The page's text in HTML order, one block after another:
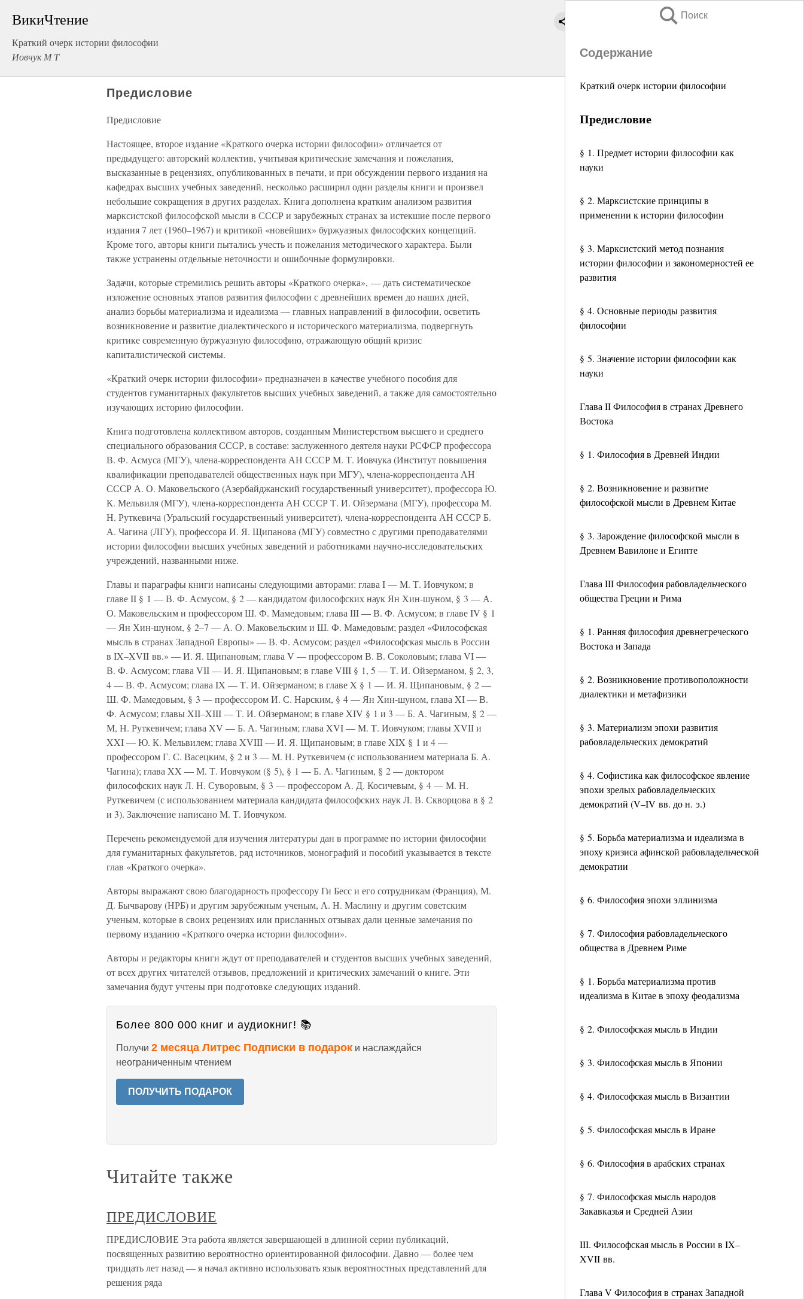
ВикиЧтение
Краткий очерк истории философии
Иовчук М Т
Поиск
Содержание
Краткий очерк истории философии
Предисловие
§ 1. Предмет истории философии как
науки
§ 2. Марксистские принципы в
применении к истории философии
§ 3. Марксистский метод познания
истории философии и закономерностей ее
развития
§ 4. Основные периоды развития
философии
§ 5. Значение истории философии как
науки
Глава II Философия в странах Древнего
Востока
§ 1. Философия в Древней Индии
§ 2. Возникновение и развитие
философской мысли в Древнем Китае
§ 3. Зарождение философской мысли в
Древнем Вавилоне и Египте
Глава III Философия рабовладельческого
общества Греции и Рима
§ 1. Ранняя философия древнегреческого
Востока и Запада
§ 2. Возникновение противоположности
диалектики и метафизики
§ 3. Материализм эпохи развития
рабовладельческих демократий
§ 4. Софистика как философское явление
эпохи зрелых рабовладельческих
демократий (V–IV вв. до н. э.)
§ 5. Борьба материализма и идеализма в
эпоху кризиса афинской рабовладельческой
демократии
§ 6. Философия эпохи эллинизма
§ 7. Философия рабовладельческого
общества в Древнем Риме
§ 1. Борьба материализма против
идеализма в Китае в эпоху феодализма
§ 2. Философская мысль в Индии
§ 3. Философская мысль в Японии
§ 4. Философская мысль в Византии
§ 5. Философская мысль в Иране
§ 6. Философия в арабских странах
§ 7. Философская мысль народов
Закавказья и Средней Азии
III. Философская мысль в России в IX–
XVII вв.
Глава V Философия в странах Западной
Предисловие
Предисловие
Настоящее, второе издание «Краткого очерка истории философии» отличается от
предыдущего: авторский коллектив, учитывая критические замечания и пожелания,
высказанные в рецензиях, опубликованных в печати, и при обсуждении первого издания на
кафедрах высших учебных заведений, несколько расширил одни разделы книги и произвел
небольшие сокращения в других разделах. Книга дополнена кратким анализом развития
марксистской философской мысли в СССР и зарубежных странах за истекшие после первого
издания 7 лет (1960–1967) и критикой «новейших» буржуазных философских концепций.
Кроме того, авторы книги пытались учесть и пожелания методического характера. Были
также устранены отдельные неточности и ошибочные формулировки.
Задачи, которые стремились решить авторы «Краткого очерка», — дать систематическое
изложение основных этапов развития философии с древнейших времен до наших дней,
анализ борьбы материализма и идеализма — главных направлений в философии, осветить
возникновение и развитие диалектического и исторического материализма, подвергнуть
критике современную буржуазную философию, отражающую общий кризис
капиталистической системы.
«Краткий очерк истории философии» предназначен в качестве учебного пособия для
студентов гуманитарных факультетов высших учебных заведений, а также для самостоятельно
изучающих историю философии.
Книга подготовлена коллективом авторов, созданным Министерством высшего и среднего
специального образования СССР, в составе: заслуженного деятеля науки РСФСР профессора
В. Ф. Асмуса (МГУ), члена-корреспондента АН СССР М. Т. Иовчука (Институт повышения
квалификации преподавателей общественных наук при МГУ), члена-корреспондента АН
СССР А. О. Маковельского (Азербайджанский государственный университет), профессора Ю.
К. Мельвиля (МГУ), члена-корреспондента АН СССР Т. И. Ойзермана (МГУ), профессора М.
Н. Руткевича (Уральский государственный университет), члена-корреспондента АН СССР Б.
А. Чагина (ЛГУ), профессора И. Я. Щипанова (МГУ) совместно с другими преподавателями
истории философии высших учебных заведений и работниками научно-исследовательских
учреждений, названными ниже.
Главы и параграфы книги написаны следующими авторами: глава I — М. Т. Иовчуком; в
главе II § 1 — В. Ф. Асмусом, § 2 — кандидатом философских наук Ян Хин-шуном, § 3 — А.
О. Маковельским и профессором Ш. Ф. Мамедовым; глава III — В. Ф. Асмусом; в главе IV § 1
— Ян Хин-шуном, § 2–7 — А. О. Маковельским и Ш. Ф. Мамедовым; раздел «Философская
мысль в странах Западной Европы» — В. Ф. Асмусом; раздел «Философская мысль в России
в IX–XVII вв.» — И. Я. Щипановым; глава V — профессором В. В. Соколовым; глава VI —
В. Ф. Асмусом; глава VII — И. Я. Щипановым; в главе VIII § 1, 5 — Т. И. Ойзерманом, § 2, 3,
4 — В. Ф. Асмусом; глава IX — Т. И. Ойзерманом; в главе X § 1 — И. Я. Щипановым, § 2 —
Ш. Ф. Мамедовым, § 3 — профессором И. С. Нарским, § 4 — Ян Хин-шуном, глава XI — В.
Ф. Асмусом; главы XII–XIII — Т. И. Ойзерманом; в главе XIV § 1 и 3 — Б. А. Чагиным, § 2 —
М, Н. Руткевичем; глава XV — Б. А. Чагиным; глава XVI — М. Т. Иовчуком; главы XVII и
XXI — Ю. К. Мельвилем; глава XVIII — И. Я. Щипановым; в главе XIX § 1 и 4 —
профессором Г. С. Васецким, § 2 и 3 — М. Н. Руткевичем (с использованием материала Б. А.
Чагина); глава XX — М. Т. Иовчуком (§ 5), § 1 — Б. А. Чагиным, § 2 — доктором
философских наук Л. Н. Суворовым, § 3 — профессором А. Д. Косичевым, § 4 — М. Н.
Руткевичем (с использованием материала кандидата философских наук Л. В. Скворцова в § 2
и 3). Заключение написано М. Т. Иовчуком.
Перечень рекомендуемой для изучения литературы дан в программе по истории философии
для гуманитарных факультетов, ряд источников, монографий и пособий указывается в тексте
глав «Краткого очерка».
Авторы выражают свою благодарность профессору Ги Бесс и его сотрудникам (Франция), М.
Д. Бычварову (НРБ) и другим зарубежным ученым, А. Н. Маслину и другим советским
ученым, которые в своих рецензиях или присланных отзывах дали ценные замечания по
первому изданию «Краткого очерка истории философии».
Авторы и редакторы книги ждут от преподавателей и студентов высших учебных заведений,
от всех других читателей отзывов, предложений и критических замечаний о книге. Эти
замечания будут учтены при подготовке следующих изданий.
Более 800 000 книг и аудиокниг! 📚
Получи 2 месяца Литрес Подписки в подарок и наслаждайся
неограниченным чтением
ПОЛУЧИТЬ ПОДАРОК
Читайте также
ПРЕДИСЛОВИЕ
ПРЕДИСЛОВИЕ Эта работа является завершающей в длинной серии публикаций,
посвященных развитию вероятностно ориентированной философии. Давно — более чем
тридцать лет назад — я начал активно использовать язык вероятностных представлений для
решения ряда